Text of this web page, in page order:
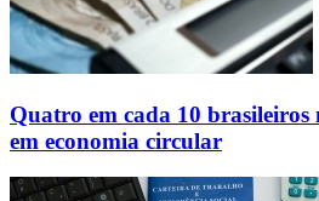
Quatro em cada 10
em economia circular